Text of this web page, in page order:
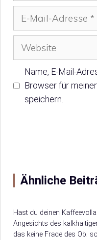
Name, E-Mail-
Browser für
speichern.
Ähnliche
Hast du deinen
Angesichts des
das keine Frage des Ob,